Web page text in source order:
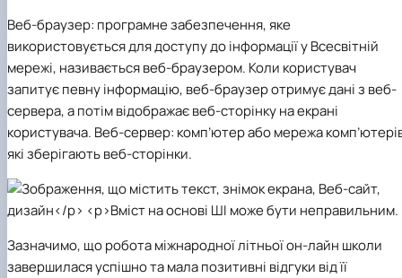
Веб-браузер: програмне забезпечення, яке
використовується для доступу до інформації у Всесвітній
мережі, називається веб-браузером. Коли користувач
запитує певну інформацію, веб-браузер отримує дані з веб-
сервера, а потім відображає веб-сторінку на екрані
користувача​. Веб-сервер: комп’ютер або мережа
які зберігають веб-сторінки​.
Зазначимо, що робота міжнародної літньої он-лайн школи
завершилася успішно та мала позитивні відгуки від її